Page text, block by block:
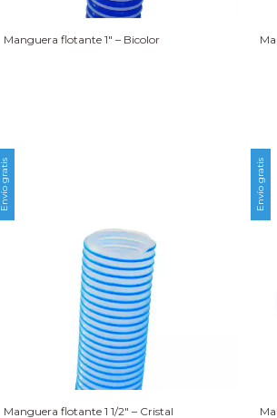
Manguera flotante 1″ – Bicolor
Envío gratis
Manguera flotante 1 1/2″ – Cristal
Envío gratis